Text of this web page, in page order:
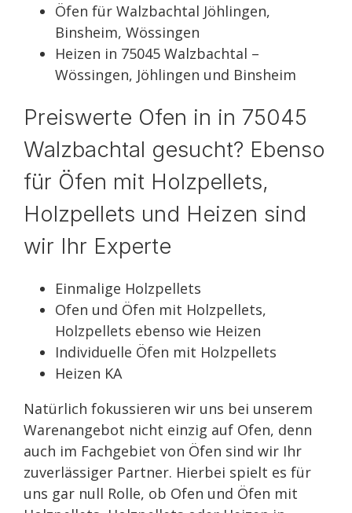
Öfen für Walzbachtal Jöhlingen,
Binsheim, Wössingen
Heizen in 75045 Walzbachtal –
Wössingen, Jöhlingen und Binsheim
Preiswerte Ofen in in 75045
Walzbachtal gesucht? Ebenso
für Öfen mit Holzpellets,
Holzpellets und Heizen sind
wir Ihr Experte
Einmalige Holzpellets
Ofen und Öfen mit Holzpellets,
Holzpellets ebenso wie Heizen
Individuelle Öfen mit Holzpellets
Heizen KA
Natürlich fokussieren wir uns bei unserem
Warenangebot nicht einzig auf Ofen, denn
auch im Fachgebiet von Öfen sind wir Ihr
zuverlässiger Partner. Hierbei spielt es für
uns gar null Rolle, ob Ofen und Öfen mit